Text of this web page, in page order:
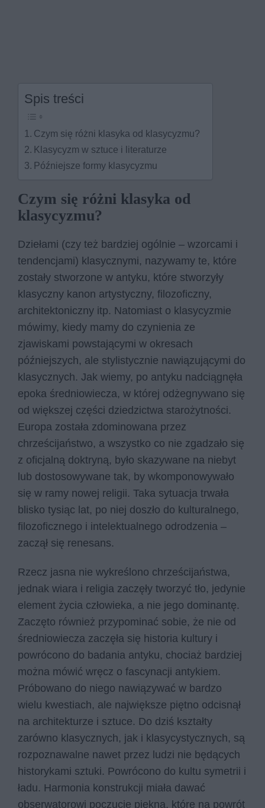
Spis treści
Czym się różni klasyka od klasycyzmu?
Klasycyzm w sztuce i literaturze
Późniejsze formy klasycyzmu
Czym się różni klasyka od
klasycyzmu?
Dziełami (czy też bardziej ogólnie – wzorcami i
tendencjami) klasycznymi, nazywamy te, które
zostały stworzone w antyku, które stworzyły
klasyczny kanon artystyczny, filozoficzny,
architektoniczny itp. Natomiast o klasycyzmie
mówimy, kiedy mamy do czynienia ze
zjawiskami powstającymi w okresach
późniejszych, ale stylistycznie nawiązującymi do
klasycznych. Jak wiemy, po antyku nadciągnęła
epoka średniowiecza, w której odżegnywano się
od większej części dziedzictwa starożytności.
Europa została zdominowana przez
chrześcijaństwo, a wszystko co nie zgadzało się
z oficjalną doktryną, było skazywane na niebyt
lub dostosowywane tak, by wkomponowywało
się w ramy nowej religii. Taka sytuacja trwała
blisko tysiąc lat, po niej doszło do kulturalnego,
filozoficznego i intelektualnego odrodzenia –
zaczął się renesans.
Rzecz jasna nie wykreślono chrześcijaństwa,
jednak wiara i religia zaczęły tworzyć tło, jedynie
element życia człowieka, a nie jego dominantę.
Zaczęto również przypominać sobie, że nie od
średniowiecza zaczęła się historia kultury i
powrócono do badania antyku, chociaż bardziej
można mówić wręcz o fascynacji antykiem.
Próbowano do niego nawiązywać w bardzo
wielu kwestiach, ale największe piętno odcisnął
na architekturze i sztuce. Do dziś kształty
zarówno klasycznych, jak i klasycystycznych, są
rozpoznawalne nawet przez ludzi nie będących
historykami sztuki. Powrócono do kultu symetrii i
ładu. Harmonia konstrukcji miała dawać
obserwatorowi poczucie piękna, które na powrót